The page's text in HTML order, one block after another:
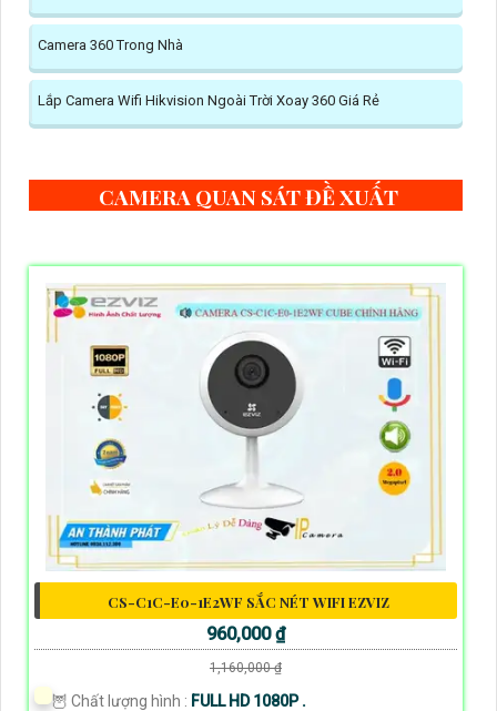
Camera 360 Trong Nhà
Lắp Camera Wifi Hikvision Ngoài Trời Xoay 360 Giá Rẻ
CAMERA QUAN SÁT ĐỀ XUẤT
CS-C1C-E0-1E2WF SẮC NÉT WIFI EZVIZ
960,000 ₫
1,160,000 ₫
🦉 Chất lượng hình : FULL HD 1080P .